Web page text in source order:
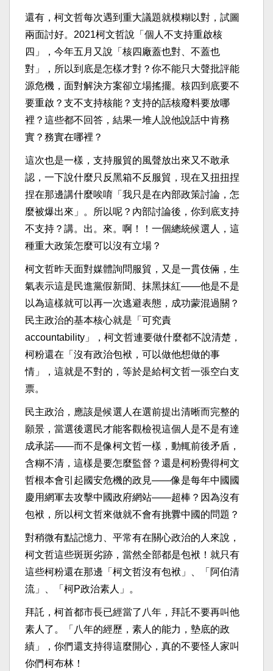
還有，柯文哲每次遇到重大議題就模糊以對，試圖
兩面討好。2021柯文哲說「個人不支持重啟核
四」，今年五月又說「核四廠蓋也對、不蓋也
對」，所以到底是怎樣才對？你不能只大聲批評能
源危機，面對解決方案卻立場搖擺。核四到底要不
要重啟？支不支持核能？支持的話核廢料要放哪
裡？這些都不回答，結果一堆人說他說話中肯務
實？務實在哪裡？
這次也是一樣，支持服貿的風聲放出來又不敢承
認，一下說什麼只反黑箱不反服貿，現在又扭扭捏
捏在那邊講什麼唉唷「我只是在內部政策討論，怎
麼被爆出來」。所以呢？內部討論後，你到底支持
不支持？講。出。來。啊！！一個總統候選人，這
種重大政策怎麼可以沒有立場？
柯文哲昨天面對媒體詢問服貿，又是一貫伎倆，生
氣表示這是民進黨假新聞、抹黑抹紅——他是不是
以為這樣就可以再一次逃避表態，成功蒙混過關？
民主政治的基本核心就是「可究責
accountability」，柯文哲連要做什麼都不說清楚，
柯粉還在「沒有政治包袱，可以做他想做的事
情」，這就是不對的，等於是給柯文哲一張空白支
票。
民主政治，應該是候選人在選前提出清晰而完整的
願景，當選後選民才能客觀檢視這個人是不是有達
成承諾——而不是像柯文哲一樣，動輒前後矛盾，
含糊不清，這樣是要怎麼監督？還是柯粉覺得柯文
哲根本會引起國安危機的政見——像是每年中國國
慶用網軍去攻擊中國政府網站——超棒？因為沒有
包袱，所以柯文哲來做就不會有挑釁中國的問題？
對稍微有點記憶力、平常有在關心政治的人來說，
柯文哲這些斑斑劣跡，當然全部都是包袱！就只有
這些柯粉還在那邊「柯文哲沒有包袱」、「阿伯清
流」、「柯P政治素人」。
拜託，柯首都市長已經當了八年，拜託不要再叫他
素人了。「八年的經歷，素人的能力，墊底的政
績」，你們還支持得這麼開心，真的不要怪人家叫
你們柯布林！